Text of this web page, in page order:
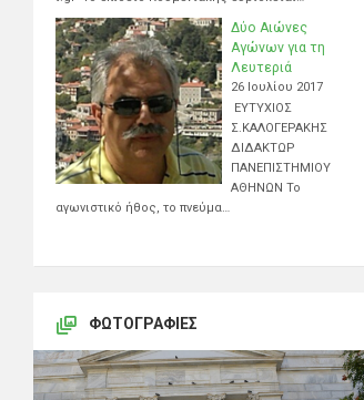
Δύο Αιώνες
Αγώνων για τη
Λευτεριά
26 Ιουλίου 2017
ΕΥΤΥΧΙΟΣ
Σ.ΚΑΛΟΓΕΡΑΚΗΣ
ΔΙΔΑΚΤΩΡ
ΠΑΝΕΠΙΣΤΗΜΙΟΥ
ΑΘΗΝΩΝ Το
αγωνιστικό ήθος, το πνεύμα…
ΦΩΤΟΓΡΑΦΊΕΣ